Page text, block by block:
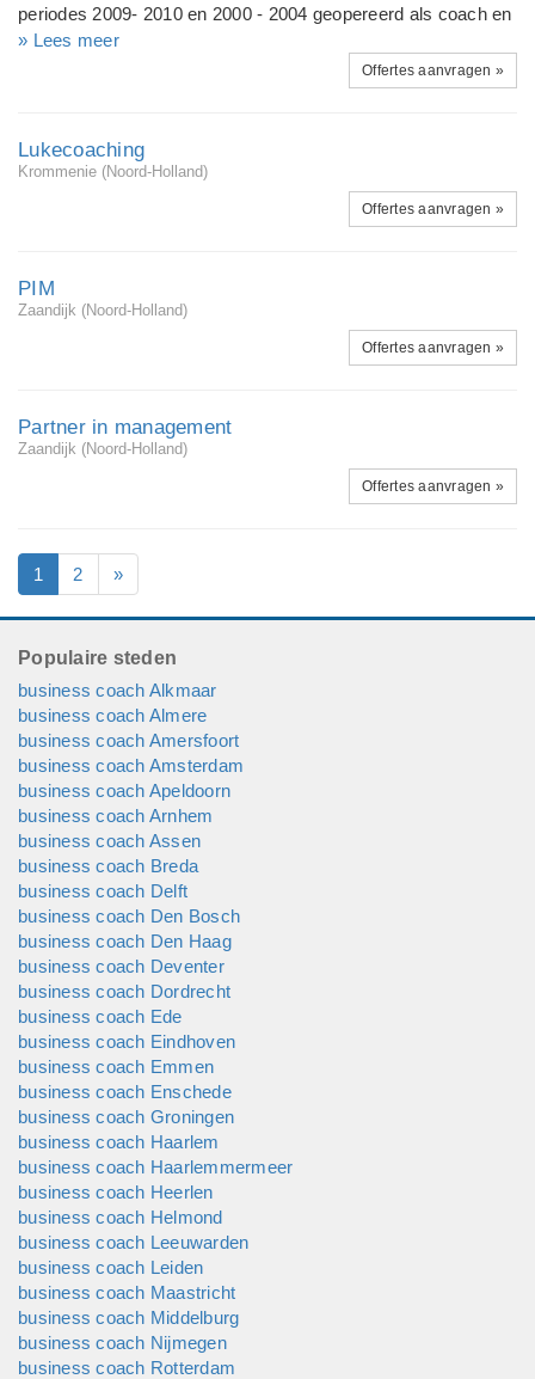
periodes 2009- 2010 en 2000 - 2004 geopereerd als coach en
als interim-manager.
» Lees meer
Offertes aanvragen »
Lukecoaching
Krommenie (Noord-Holland)
Offertes aanvragen »
PIM
Zaandijk (Noord-Holland)
Offertes aanvragen »
Partner in management
Zaandijk (Noord-Holland)
Offertes aanvragen »
1 2 »
Populaire steden
business coach Alkmaar
business coach Almere
business coach Amersfoort
business coach Amsterdam
business coach Apeldoorn
business coach Arnhem
business coach Assen
business coach Breda
business coach Delft
business coach Den Bosch
business coach Den Haag
business coach Deventer
business coach Dordrecht
business coach Ede
business coach Eindhoven
business coach Emmen
business coach Enschede
business coach Groningen
business coach Haarlem
business coach Haarlemmermeer
business coach Heerlen
business coach Helmond
business coach Leeuwarden
business coach Leiden
business coach Maastricht
business coach Middelburg
business coach Nijmegen
business coach Rotterdam